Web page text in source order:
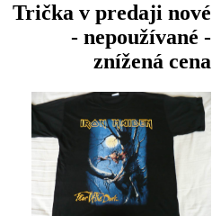
Trička v predaji nové
- nepoužívané -
znížená cena